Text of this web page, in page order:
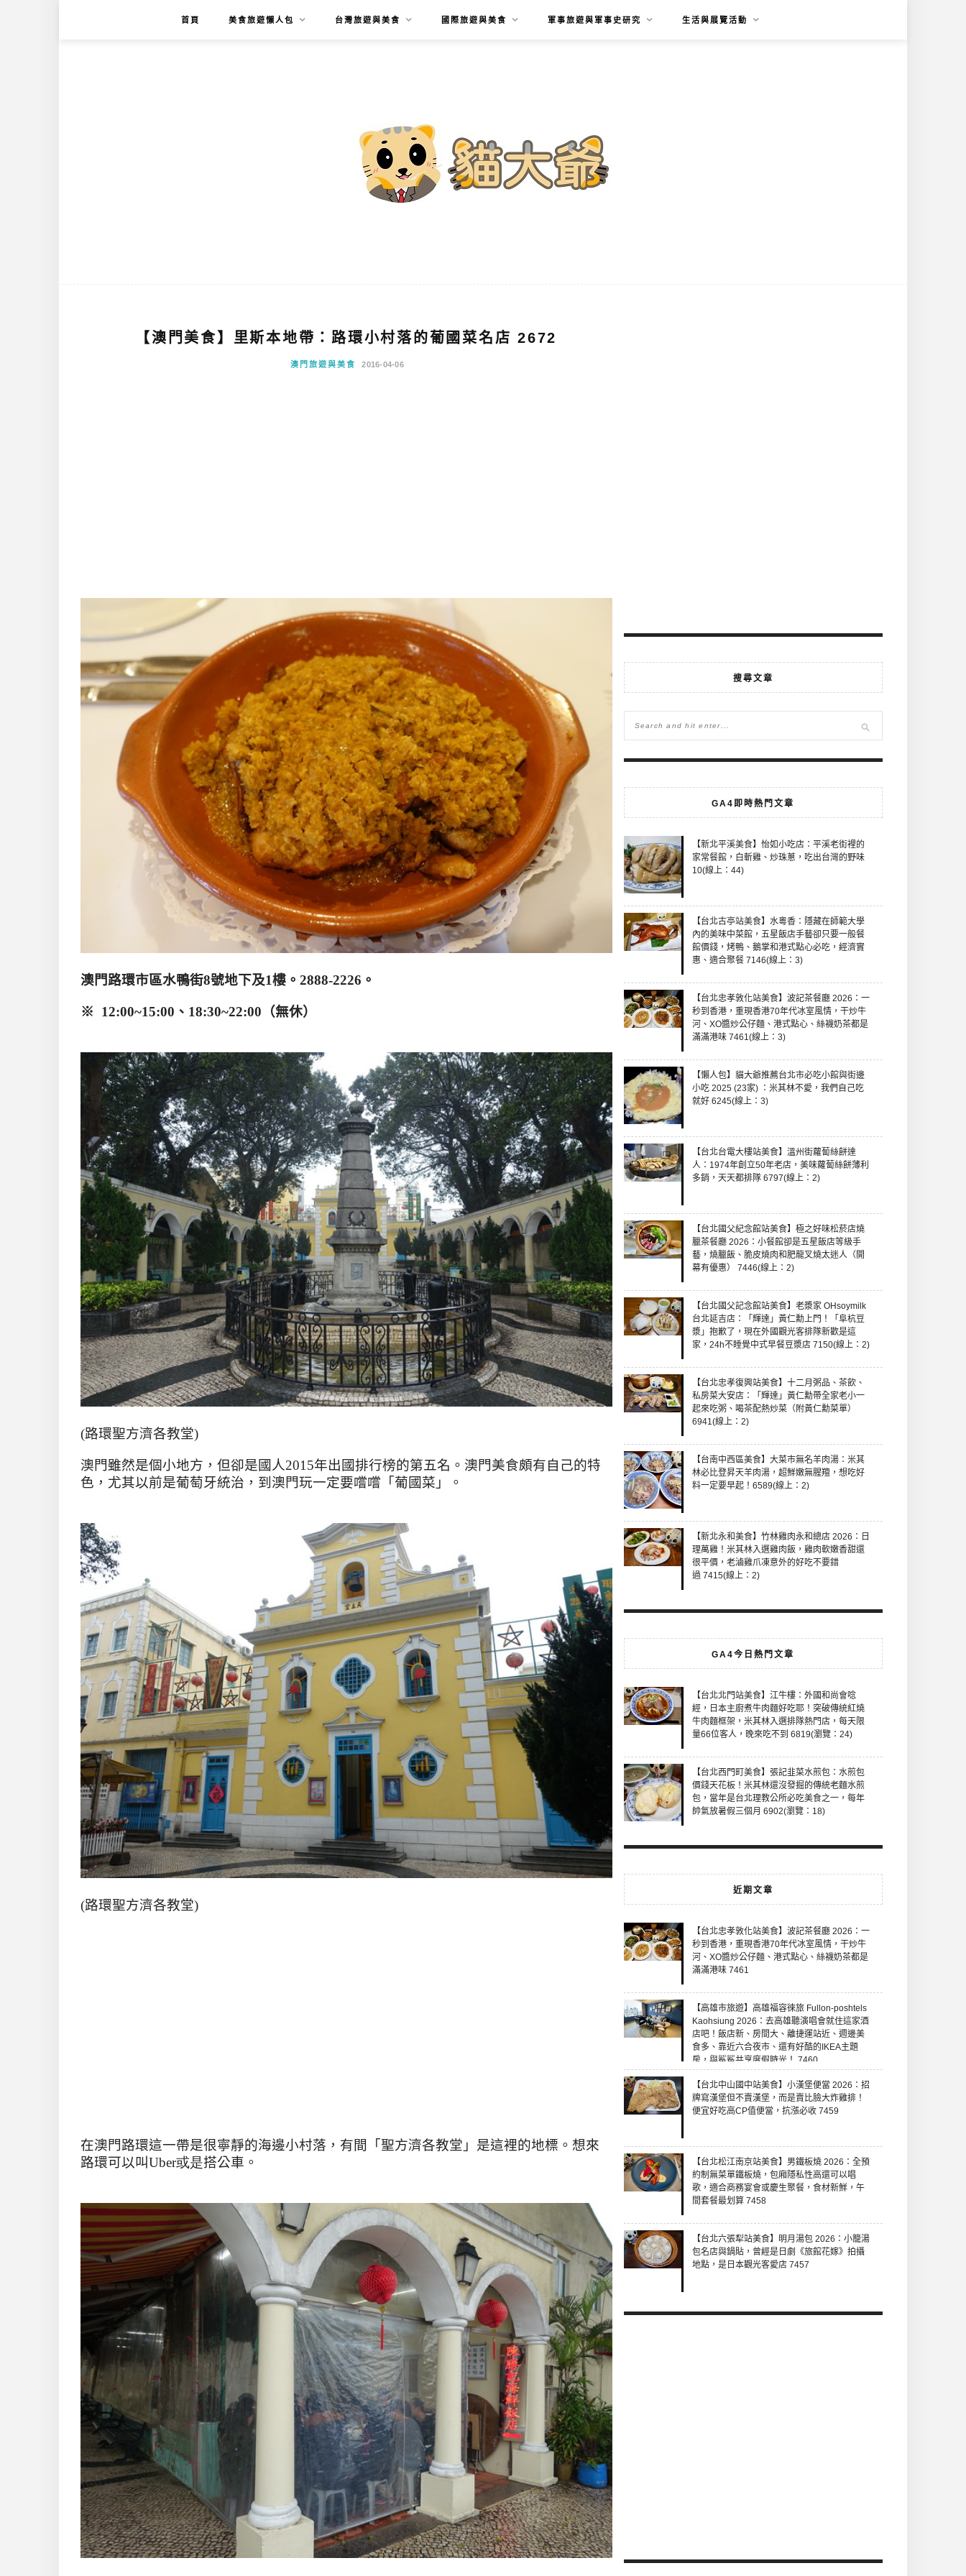
首頁 美食旅遊懶人包 台灣旅遊與美食 國際旅遊與美食 軍事旅遊與軍事史研究 生活與展覽活動
【澳門美食】里斯本地帶：路環小村落的葡國菜名店 2672
澳門旅遊與美食 2016-04-06
澳門路環市區水鴨街8號地下及1樓。 2888-2226 。
※ 12:00~15:00 、 18:30~22:00 （無休）
(路環聖方濟各教堂)
澳門雖然是個小地方，但卻是國人2015年出國排行榜的第五名。澳門美食頗有自己的特
色，尤其以前是葡萄牙統治，到澳門玩一定要嚐嚐「葡國菜」。
(路環聖方濟各教堂)
在澳門路環這一帶是很寧靜的海邊小村落，有間「聖方濟各教堂」是這裡的地標。想來
路環可以叫Uber或是搭公車。
搜尋文章
GA4即時熱門文章
【新北平溪美食】怡如小吃店：平溪老街裡的
家常餐館，白斬雞、炒珠蔥，吃出台灣的野味
10(線上：44)
【台北古亭站美食】水粵香：隱藏在師範大學
內的美味中菜館，五星飯店手藝卻只要一般餐
館價錢，烤鴨、鵝掌和港式點心必吃，經濟實
惠、適合聚餐 7146(線上：3)
【台北忠孝敦化站美食】波記茶餐廳 2026：一
秒到香港，重現香港70年代冰室風情，干炒牛
河、XO醬炒公仔麵、港式點心、絲襪奶茶都是
滿滿港味 7461(線上：3)
【懶人包】貓大爺推薦台北市必吃小館與街邊
小吃 2025 (23家) ：米其林不愛，我們自己吃
就好 6245(線上：3)
【台北台電大樓站美食】溫州街蘿蔔絲餅達
人：1974年創立50年老店，美味蘿蔔絲餅薄利
多銷，天天都排隊 6797(線上：2)
【台北國父紀念館站美食】極之好味松菸店燒
臘茶餐廳 2026：小餐館卻是五星飯店等級手
藝，燒臘飯、脆皮燒肉和肥龍叉燒太迷人（開
幕有優惠） 7446(線上：2)
【台北國父記念館站美食】老漿家 OHsoymilk
台北延吉店：「輝達」黃仁勳上門！「阜杭豆
漿」抱歉了，現在外國觀光客排隊新歡是這
家，24h不睡覺中式早餐豆漿店 7150(線上：2)
【台北忠孝復興站美食】十二月粥品、茶飲、
私房菜大安店：「輝達」黃仁勳帶全家老小一
起來吃粥、喝茶配熱炒菜（附黃仁勳菜單）
6941(線上：2)
【台南中西區美食】大菜市無名羊肉湯：米其
林必比登昇天羊肉湯，超鮮嫩無腥羶，想吃好
料一定要早起！6589(線上：2)
【新北永和美食】竹林雞肉永和總店 2026：日
理萬雞！米其林入選雞肉飯，雞肉軟嫩香甜還
很平價，老滷雞爪凍意外的好吃不要錯
過 7415(線上：2)
GA4今日熱門文章
【台北北門站美食】江牛樓：外國和尚會唸
經，日本主廚煮牛肉麵好吃耶！突破傳統紅燒
牛肉麵框架，米其林入選排隊熱門店，每天限
量66位客人，晚來吃不到 6819(瀏覽：24)
【台北西門町美食】張記韭菜水煎包：水煎包
價錢天花板！米其林還沒發掘的傳統老麵水煎
包，當年是台北理教公所必吃美食之一，每年
帥氣放暑假三個月 6902(瀏覽：18)
近期文章
【台北忠孝敦化站美食】波記茶餐廳 2026：一
秒到香港，重現香港70年代冰室風情，干炒牛
河、XO醬炒公仔麵、港式點心、絲襪奶茶都是
滿滿港味 7461
【高雄市旅遊】高雄福容徠旅 Fullon-poshtels
Kaohsiung 2026：去高雄聽演唱會就住這家酒
店吧！飯店新、房間大、離捷運站近、週邊美
食多、靠近六合夜市、還有好酷的IKEA主題
房，與鯊鯊共享度假時光！ 7460
【台北中山國中站美食】小漢堡便當 2026：招
牌寫漢堡但不賣漢堡，而是賣比臉大炸雞排！
便宜好吃高CP值便當，抗漲必收 7459
【台北松江南京站美食】男鐵板燒 2026：全預
約制無菜單鐵板燒，包廂隱私性高還可以唱
歌，適合商務宴會或慶生聚餐，食材新鮮，午
間套餐最划算 7458
【台北六張犁站美食】明月湯包 2026：小籠湯
包名店與鍋貼，曾經是日劇《旅館花嫁》拍攝
地點，是日本觀光客愛店 7457